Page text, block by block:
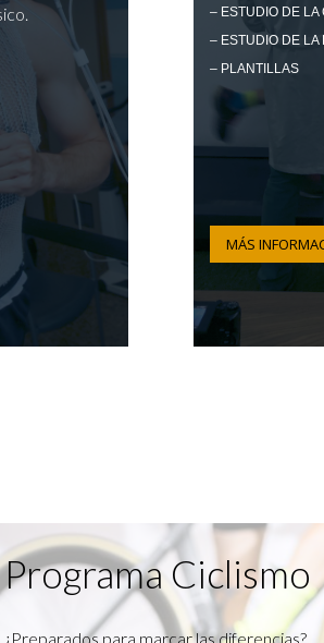
– ESTUDIO DE LA
– ESTUDIO DE LA
– PLANTILLAS
MÁS
Programa Ciclismo
¿Preparados para marcar las diferencias?